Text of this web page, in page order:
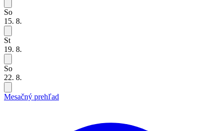
So
15. 8.
St
19. 8.
So
22. 8.
Mesačný prehľad